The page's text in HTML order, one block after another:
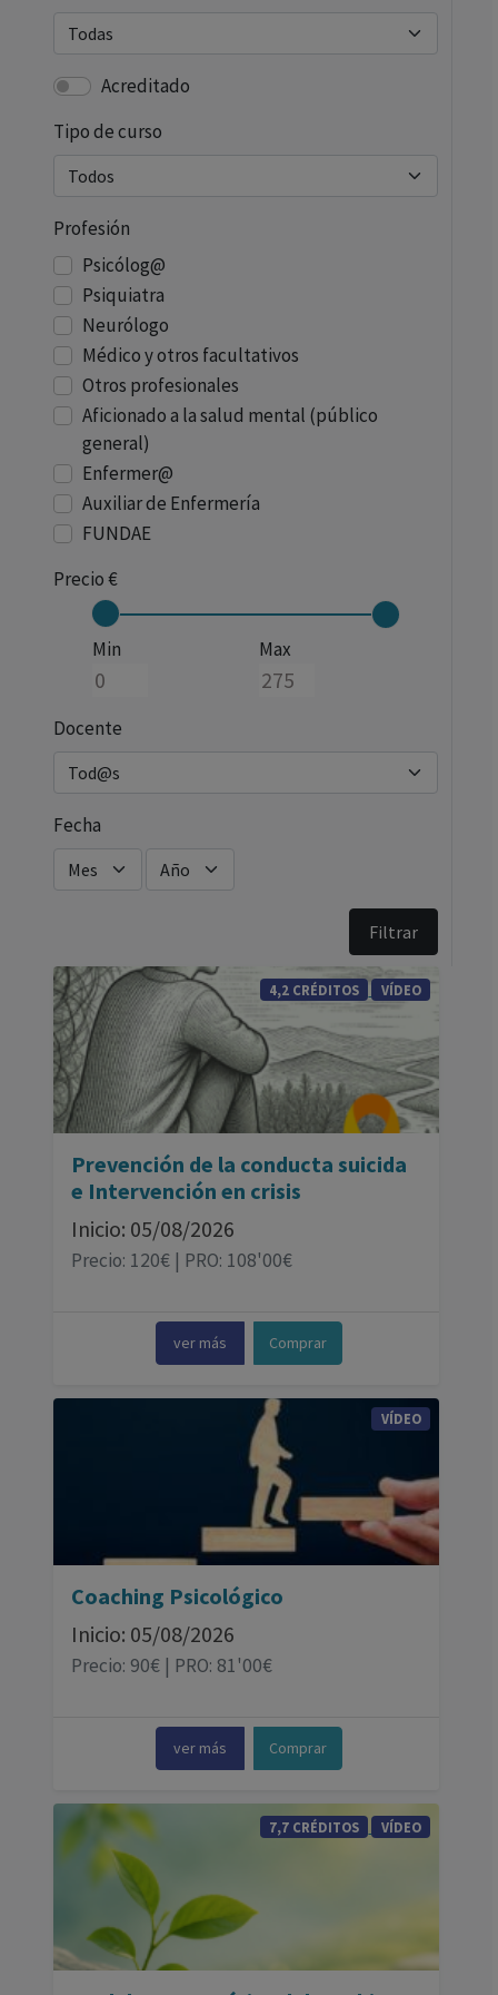
Acreditado
Tipo de curso
Profesión
Psicólog@
Psiquiatra
Neurólogo
Médico y otros facultativos
Otros profesionales
Aficionado a la salud mental (público
general)
Enfermer@
Auxiliar de Enfermería
FUNDAE
Precio €
Min Max
Docente
Fecha
4,2 CRÉDITOS VÍDEO
Prevención de la conducta suicida
e Intervención en crisis
Inicio: 05/08/2026
Precio: 120€ | PRO: 108'00€
ver más Comprar
VÍDEO
Coaching Psicológico
Inicio: 05/08/2026
Precio: 90€ | PRO: 81'00€
ver más Comprar
7,7 CRÉDITOS VÍDEO